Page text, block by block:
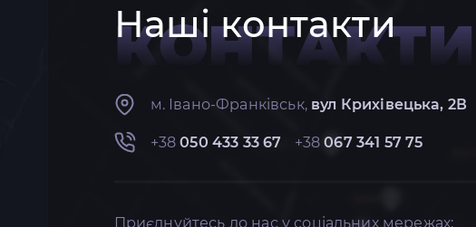
Наші контакти
КОНТАКТИ
м. Івано-Франківськ, вул Крихівецька, 2В
+38050 433 33 67 +38067 341 57 75
Приєднуйтесь до нас у соціальних мережах: